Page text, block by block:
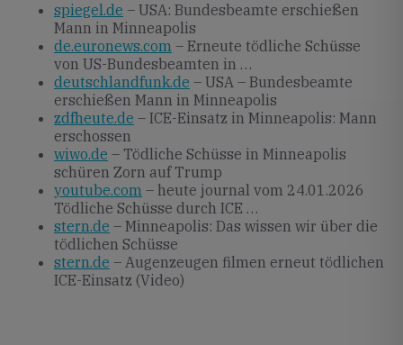
spiegel.de – USA: Bundesbeamte erschießen
Mann in Minneapolis
de.euronews.com – Erneute tödliche Schüsse
von US-Bundesbeamten in …
deutschlandfunk.de – USA – Bundesbeamte
erschießen Mann in Minneapolis
zdfheute.de – ICE-Einsatz in Minneapolis: Mann
erschossen
wiwo.de – Tödliche Schüsse in Minneapolis
schüren Zorn auf Trump
youtube.com – heute journal vom 24.01.2026
Tödliche Schüsse durch ICE …
stern.de – Minneapolis: Das wissen wir über die
tödlichen Schüsse
stern.de – Augenzeugen filmen erneut tödlichen
ICE-Einsatz (Video)